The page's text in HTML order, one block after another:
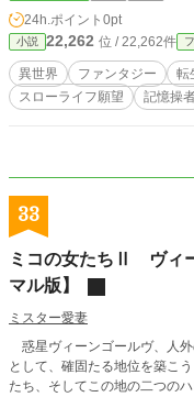
業を こなしながら
は最初はこ
った異世界 転生の
時どうやって切
み合った瞬間だった。 少女（
を鉄仮面で隠
少女の（
はママな
24h.ポイント 0pt
小説 22,262 位 / 22,262件
異世界 ファンタジー 転
スローライフ願望
記憶操
33
ミコの女たちⅡ ヴィ
マル版】
ミスター愛妻
惑星ヴィーンゴールヴ、人
として、確固たる地位を築こうとしていた。 この星
たち、そしてこの地の二つの